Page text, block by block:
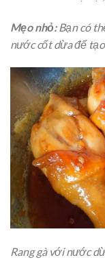
Mẹo nhỏ:Bạn có
nước cốt dừa để
Rang gà với nước